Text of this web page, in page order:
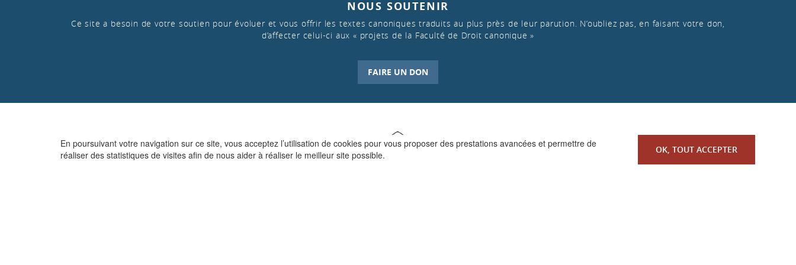
En poursuivant votre navigation sur ce site, vous acceptez l’utilisation de cookies pour vous proposer des prestations avancées et permettre de
réaliser des statistiques de visites afin de nous aider à réaliser le meilleur site possible.
OK, TOUT ACCEPTER
NOUS SOUTENIR
Ce site a besoin de votre soutien pour évoluer et vous offrir les textes canoniques traduits au plus près de leur parution. N’oubliez pas, en faisant votre don,
d’affecter celui-ci aux « projets de la Faculté de Droit canonique »
FAIRE UN DON